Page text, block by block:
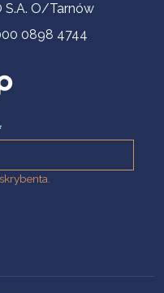
S.A. O/Tarnów
0898 4744